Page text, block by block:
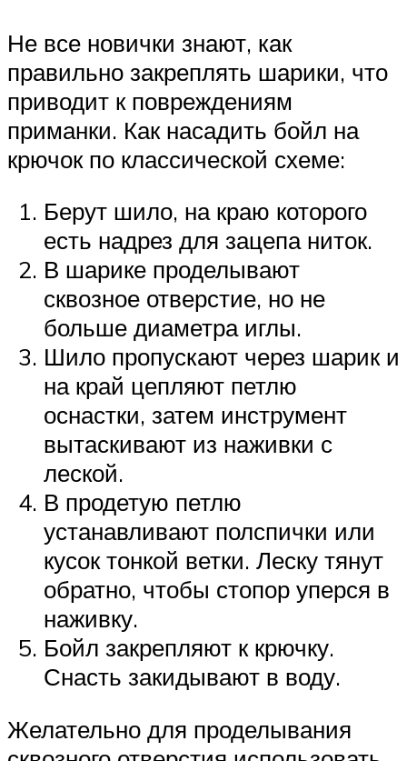
Не все новички знают, как
правильно закреплять шарики, что
приводит к повреждениям
приманки. Как насадить бойл на
крючок по классической схеме:
Берут шило, на краю которого
есть надрез для зацепа ниток.
В шарике проделывают
сквозное отверстие, но не
больше диаметра иглы.
Шило пропускают через шарик и
на край цепляют петлю
оснастки, затем инструмент
вытаскивают из наживки с
леской.
В продетую петлю
устанавливают полспички или
кусок тонкой ветки. Леску тянут
обратно, чтобы стопор уперся в
наживку.
Бойл закрепляют к крючку.
Снасть закидывают в воду.
Желательно для проделывания